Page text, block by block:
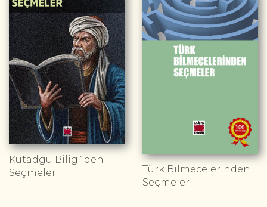
Kutadgu Bilig`den
Seçmeler
Türk Bilmecelerinden
Seçmeler